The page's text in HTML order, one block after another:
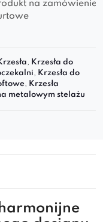
na zamówienie
, Krzesła do
, Krzesła do
, Krzesła
metalowym stelażu